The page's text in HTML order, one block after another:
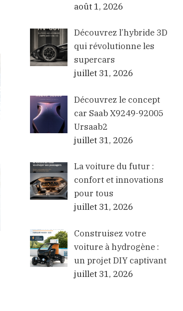
août 1, 2026
Découvrez l’hybride 3D
qui révolutionne les
supercars
juillet 31, 2026
Découvrez le concept
car Saab X9249-92005
Ursaab2
juillet 31, 2026
La voiture du futur :
confort et innovations
pour tous
juillet 31, 2026
Construisez votre
voiture à hydrogène :
un projet DIY captivant
juillet 31, 2026